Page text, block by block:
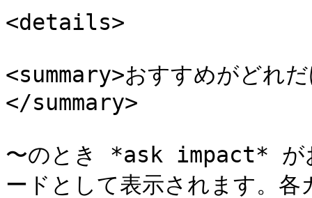
<details>
<summary>おすすめがどれ
</summary>
〜のとき *ask impact* が
ードとして表示されます。